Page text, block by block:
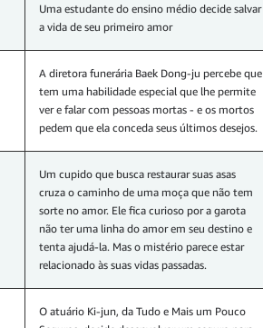
Uma estudante do ensino médio decide salvar
a vida de seu primeiro amor
A diretora funerária Baek Dong-ju percebe que
tem uma habilidade especial que lhe permite
ver e falar com pessoas mortas - e os mortos
pedem que ela conceda seus últimos desejos.
Um cupido que busca restaurar suas asas
cruza o caminho de uma moça que não tem
sorte no amor. Ele fica curioso por a garota
não ter uma linha do amor em seu destino e
tenta ajudá-la. Mas o mistério parece estar
relacionado às suas vidas passadas.
O atuário Ki-jun, da Tudo e Mais um Pouco